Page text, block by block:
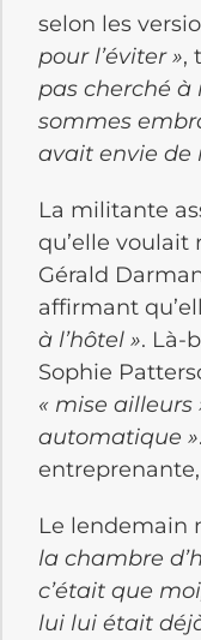
selon les
pour l’éviter »,
pas cherché à
sommes
avait envie de
La militante
qu’elle voulait
Gérald
affirmant
à l’hôtel ». Là-
Sophie
« mise ailleurs
automatique »
entreprenante,
Le lendemain
la chambre
c’était que
lui lui était